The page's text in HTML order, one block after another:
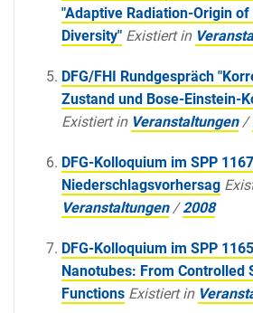
"Adaptive Radiation-Origin
Diversity" Existiert in
DFG/FHI Rundgespräch
Zustand und Bose-Einstein-
Existiert in Veranstaltungen /
DFG-Kolloquium im SPP
Niederschlagsvorhersag
Veranstaltungen /2008
DFG-Kolloquium im SPP
Nanotubes: From Controlled
Functions Existiert in